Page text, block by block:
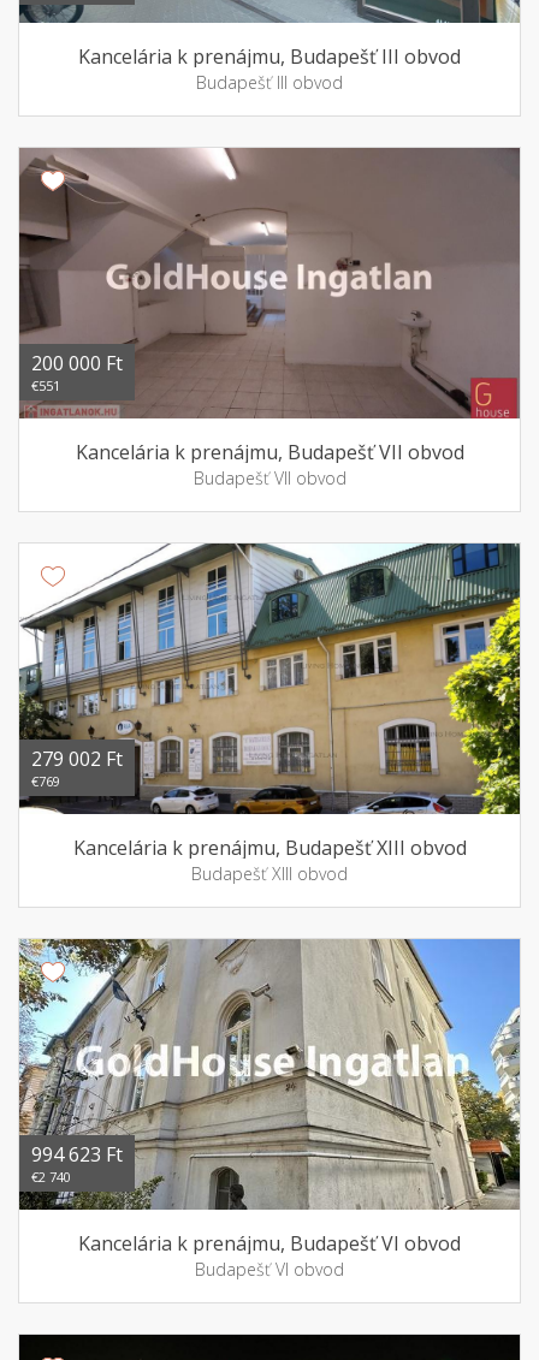
Kancelária k prenájmu, Budapešť III obvod
Budapešť III obvod
200 000 Ft
€551
Kancelária k prenájmu, Budapešť VII obvod
Budapešť VII obvod
279 002 Ft
€769
Kancelária k prenájmu, Budapešť XIII obvod
Budapešť XIII obvod
994 623 Ft
€2 740
Kancelária k prenájmu, Budapešť VI obvod
Budapešť VI obvod